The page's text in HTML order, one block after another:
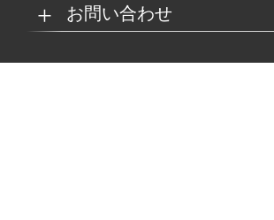
SDSダウンロード
環境 商
沿革
リサイクルへの取り組
SDGsへ
お問い合わせ